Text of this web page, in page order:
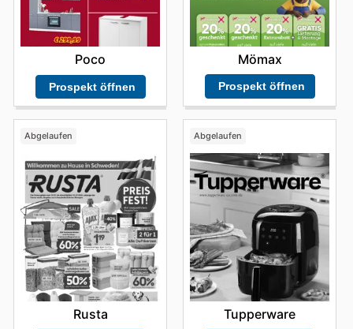
Poco
Prospekt öffnen
Mömax
Prospekt öffnen
Abgelaufen
Rusta
Abgelaufen
Tupperware